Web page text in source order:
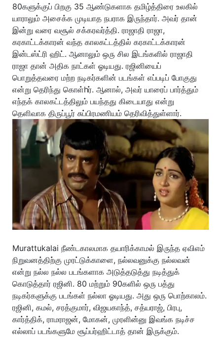
80களுக்குப் பிறகு 35 ஆண்டுகளாக தமிழ்த்திரை உலகில்
யாராலும் அசைக்க முடியாத நபராக இருந்தார். அவர் தான்
இன்று வரை வசூல் சக்கரவர்த்தி. ராஜாதி ராஜா,
கரகாட்டக்காரன் வந்த காலகட்டத்தில் கரகாட்டக்காரன்
இன்டஸ்ட்ரி ஹிட். ஆனாலும் ஒரு சில இடங்களில் ராஜாதி
ராஜா தான் அதிக நாட்கள் ஓடியது. ரஜினியைப்
பொறுத்தவரை மற்ற நடிகர்களின் படங்கள் எப்படிப் போகுது
என்று தெரிந்து கொள்hர். ஆனால், அவர் யாரைப் பார்த்தும்
எந்தக் காலகட்டத்திலும் பயந்தது கிடையாது என்று
தெளிவாக திருப்பூர் சுப்பிரமணியம் தெரிவித்துள்ளார்.
Murattukalai நீண்டகாலமாக தயாரிக்காமல் இருந்த ஏவிஎம்
நிறுவனத்திற்கு முரட்டுக்காளை, நல்லவனுக்கு நல்லவன்
என்று நல்ல நல்ல படங்களாக அடுத்தடுத்து நடித்துக்
கொடுத்தார் ரஜினி. 80 மற்றும் 90களில் ஒரு பத்து
நடிகர்களுக்கு படங்கள் நல்லா ஓடியது. அது ஒரு பொற்காலம்.
ரஜினி, கமல், சரத்குமார், விஜயகாந்த், சத்யராஜ், பிரபு,
கார்த்திக், ராமராஜன், மோகன், முரளின்னு இவங்க நடிச்ச
எல்லாப் படங்களுமே சூப்பர்ஹிட்டாத் தான் இருக்கும்.